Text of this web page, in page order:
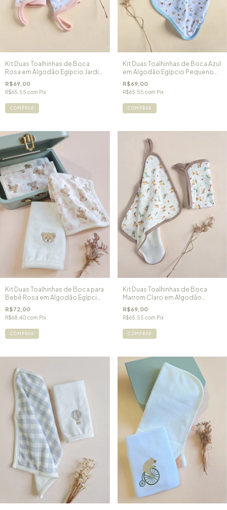
Kit Duas Toalhinhas de Boca
Rosa em Algodão Egípcio Jardim
de Cogumelos
R$69,00
R$65,55 com Pix
COMPRAR
Kit Duas Toalhinhas de Boca Azul
em Algodão Egípcio Pequeno
Príncipe
R$69,00
R$65,55 com Pix
COMPRAR
Kit Duas Toalhinhas de Boca para
Bebê Rosa em Algodão Egípcio
e Forro Atoalhado Ursinha Laura
R$72,00
R$68,40 com Pix
COMPRAR
Kit Duas Toalhinhas de Boca
Marrom Claro em Algodão
Egípcio Little Pet
R$69,00
R$65,55 com Pix
COMPRAR